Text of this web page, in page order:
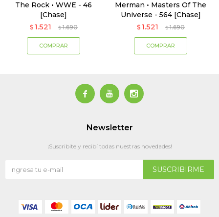
The Rock • WWE - 46
[Chase]
$ 1.521 $ 1.690
Merman • Masters Of The
Universe - 564 [Chase]
$ 1.521 $ 1.690
  
Newsletter
¡Suscribite y recibí todas nuestras novedades!
SUSCRIBIRME